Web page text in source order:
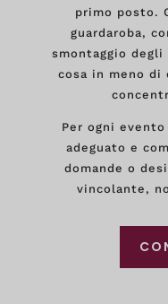
primo posto.
guardaroba,
smontaggio
cosa in meno di
Per ogni
adeguato e
domande o
vincolante,